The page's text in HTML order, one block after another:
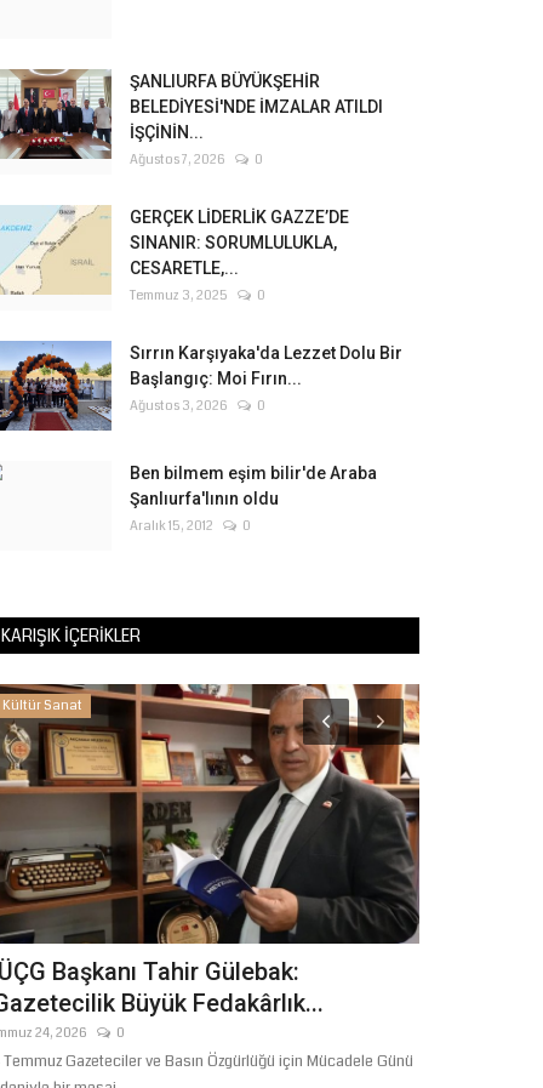
ŞANLIURFA BÜYÜKŞEHİR
BELEDİYESİ'NDE İMZALAR ATILDI
İŞÇİNİN...
Ağustos 7, 2026 0
GERÇEK LİDERLİK GAZZE’DE
SINANIR: SORUMLULUKLA,
CESARETLE,...
Temmuz 3, 2025 0
Sırrın Karşıyaka'da Lezzet Dolu Bir
Başlangıç: Moi Fırın...
Ağustos 3, 2026 0
Ben bilmem eşim bilir'de Araba
Şanlıurfa'lının oldu
Aralık 15, 2012 0
KARIŞIK İÇERIKLER
Kültür Sanat
Başkanı Tahir Gülebak:
Büyük Fedakârlık...
24, 2026 0
Gazeteciler ve Basın Özgürlüğü için Mücadele Günü